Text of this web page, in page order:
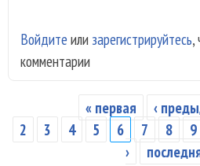
Войдите или зарегистрируйтесь,
комментарии
Страницы
« первая ‹
2
3 4 5 6 7 8 9
›